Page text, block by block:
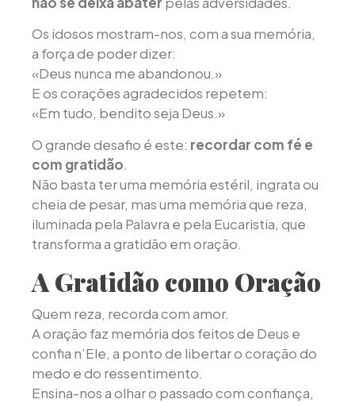
Os idosos mostram-nos, com a sua memória,
a força de poder dizer:
«Deus nunca me abandonou.»
E os corações agradecidos repetem:
«Em tudo, bendito seja Deus.»
O grande desafio é este: recordar com fé e
com gratidão.
Não basta ter uma memória estéril, ingrata ou
cheia de pesar, mas uma memória que reza,
iluminada pela Palavra e pela Eucaristia, que
transforma a gratidão em oração.
A Gratidão como Oração
Quem reza, recorda com amor.
A oração faz memória dos feitos de Deus e
confia n’Ele, a ponto de libertar o coração do
medo e do ressentimento.
Ensina-nos a olhar o passado com confiança,